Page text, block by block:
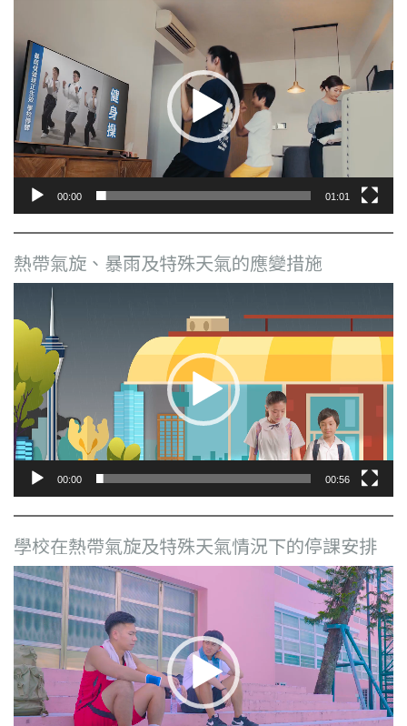
播
放
器
00:00 01:01
熱帶氣旋、暴雨及特殊天氣的應變措施
訊
放
器
00:00 00:56
學校在熱帶氣旋及特殊天氣情況下的停課安排
視
訊
播
放
器